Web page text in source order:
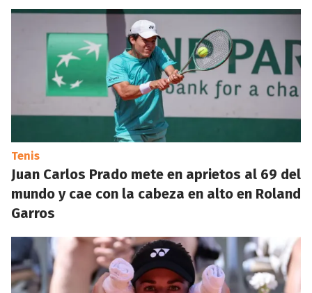
Tenis
Juan Carlos Prado mete en aprietos al 69 del
mundo y cae con la cabeza en alto en Roland
Garros